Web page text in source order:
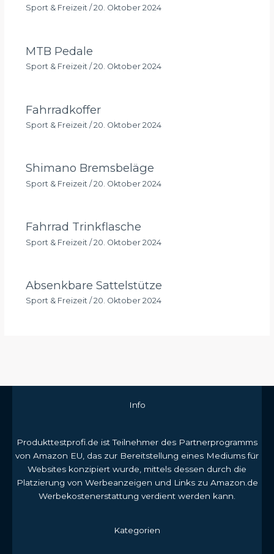
Sport & Freizeit/ 20. Oktober 2024
MTB Pedale
Sport & Freizeit/ 20. Oktober 2024
Fahrradkoffer
Sport & Freizeit / 20. Oktober 2024
Shimano Bremsbeläge
Sport & Freizeit /20. Oktober 2024
Fahrrad Trinkflasche
Sport & Freizeit /20. Oktober 2024
Absenkbare Sattelstütze
Sport & Freizeit/ 20. Oktober 2024
Info
Produkttestprofi.de ist Teilnehmer des Partnerprogramms
von Amazon EU, das zur Bereitstellung eines Mediums für
Websites konzipiert wurde, mittels dessen durch die
Platzierung von Werbeanzeigen und Links zu Amazon.de
Werbekostenerstattung verdient werden kann.
Kategorien